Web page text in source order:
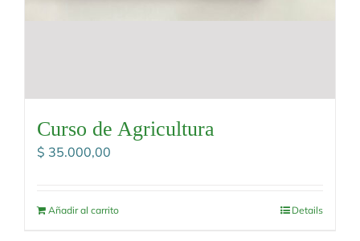
Curso de Agricultura
$ 35.000,00
Añadir al carrito Details